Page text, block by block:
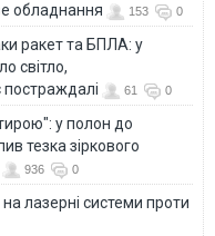
обладнання
153 0
ракет та БПЛА: у
світло,
постраждалі
61 0
у полон до
тезка зіркового
936 0
лазерні системи проти